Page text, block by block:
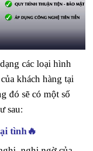
các loại hình
khách hàng tại
đó sẽ có một số
sau:
tình🔥